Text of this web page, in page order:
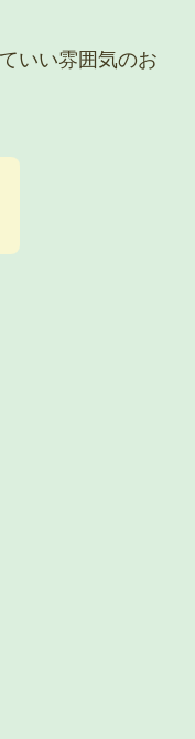
いい雰囲気のお